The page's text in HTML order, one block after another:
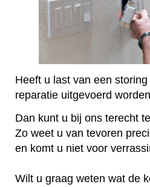
Heeft u last van een
reparatie uitgevoerd
Dan kunt u bij ons terecht
Zo weet u van tevoren
en komt u niet voor
Wilt u graag weten wat de